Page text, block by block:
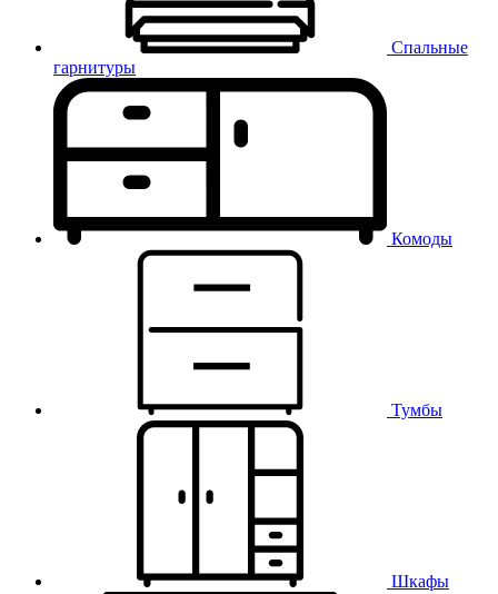
Спальные
гарнитуры
Комоды
Тумбы
Шкафы